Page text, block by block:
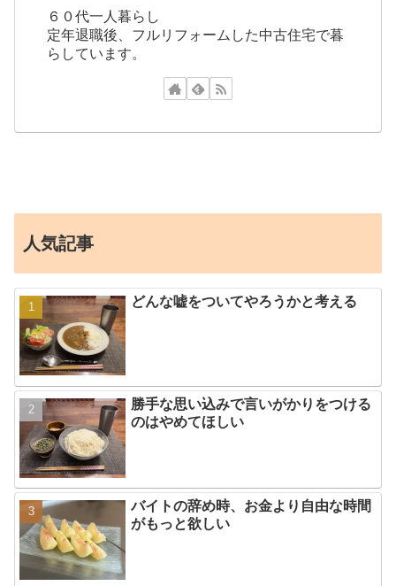
６０代一人暮らし
定年退職後、フルリフォームした中古住宅で暮
らしています。
人気記事
どんな嘘をついてやろうかと考える
勝手な思い込みで言いがかりをつける
のはやめてほしい
バイトの辞め時、お金より自由な時間
がもっと欲しい